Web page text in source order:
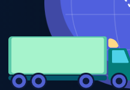
Заказать демо
Хочу попробовать